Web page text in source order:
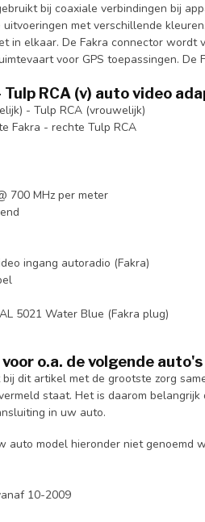
bij coaxiale verbindingen bij
met verschillende
in elkaar. De Fakra connector wordt
voor GPS toepassingen. De
RCA (v) auto video
- Tulp RCA (vrouwelijk)
Fakra - rechte Tulp RCA
700 MHz per meter
ingang autoradio (Fakra)
5021 Water Blue (Fakra plug)
o.a. de volgende auto's
dit artikel met de grootste zorg
staat. Het is daarom
in uw auto.
auto model hieronder niet genoemd
10-2009